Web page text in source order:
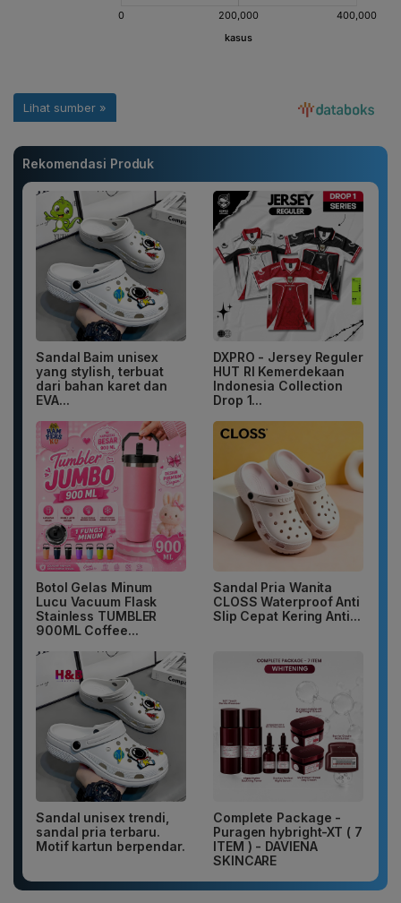
Rekomendasi Produk
Sandal Baim unisex
yang stylish, terbuat
dari bahan karet dan
EVA...
DXPRO - Jersey Reguler
HUT RI Kemerdekaan
Indonesia Collection
Drop 1...
Botol Gelas Minum
Lucu Vacuum Flask
Stainless TUMBLER
900ML Coffee...
Sandal Pria Wanita
CLOSS Waterproof Anti
Slip Cepat Kering Anti...
Sandal unisex trendi,
sandal pria terbaru.
Motif kartun berpendar.
Complete Package -
Puragen hybright-XT ( 7
ITEM ) - DAVIENA
SKINCARE